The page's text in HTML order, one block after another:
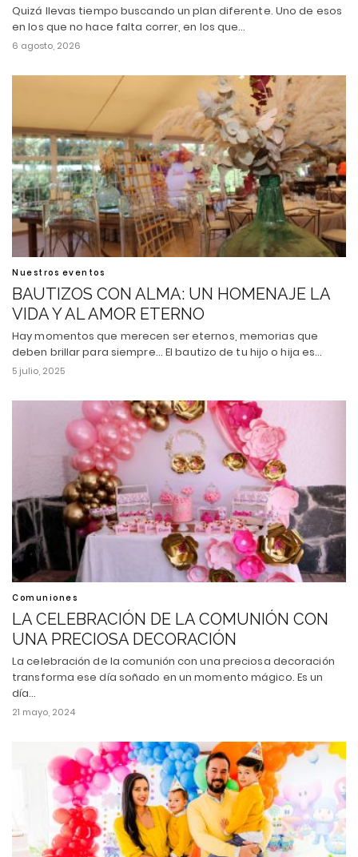
Quizá llevas tiempo buscando un plan diferente. Uno de esos
en los que no hace falta correr, en los que…
6 agosto, 2026
Nuestros eventos
BAUTIZOS CON ALMA: UN HOMENAJE LA
VIDA Y AL AMOR ETERNO
Hay momentos que merecen ser eternos, memorias que
deben brillar para siempre... El bautizo de tu hijo o hija es…
5 julio, 2025
Comuniones
LA CELEBRACIÓN DE LA COMUNIÓN CON
UNA PRECIOSA DECORACIÓN
La celebración de la comunión con una preciosa decoración
transforma ese día soñado en un momento mágico. Es un
día…
21 mayo, 2024